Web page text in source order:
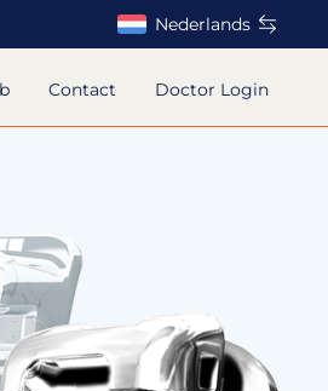
Nederlands
Contact Doctor Login